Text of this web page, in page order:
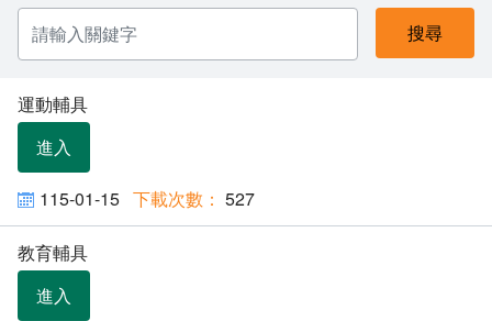
請
輸
入
關
字
運動輔具
進入
115-01-15 527
教育輔具
進入